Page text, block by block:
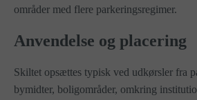
områder med flere parkeringsregimer.
Anvendelse og placering
Skiltet opsættes typisk ved udkørsler fra
bymidter, boligområder, omkring